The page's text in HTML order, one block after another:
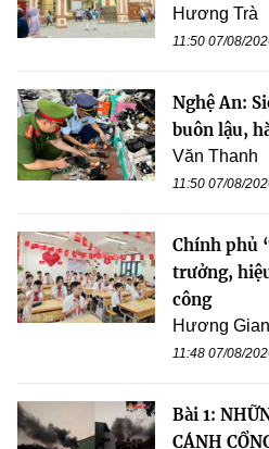
Hương Trà
11:50 07/08/
Nghệ An:
buôn lậu,
Văn Thanh
11:50 07/08/
Chính phủ
trưởng,
công
Hương
11:48 07/08/
Bài 1:
CÁNH